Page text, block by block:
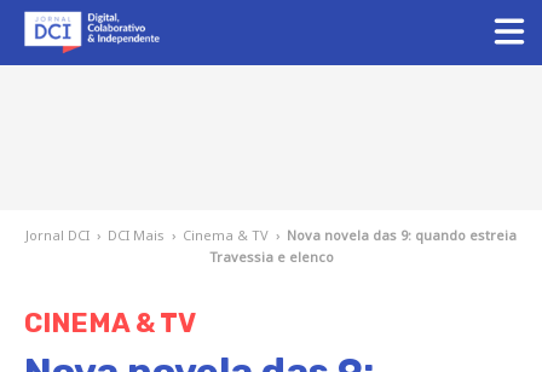
Jornal DCI › DCI Mais › Cinema & TV › Nova novela das 9: quando estreia
Travessia e elenco
CINEMA & TV